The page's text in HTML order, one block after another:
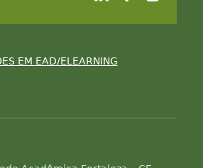
EM EAD/ELEARNING